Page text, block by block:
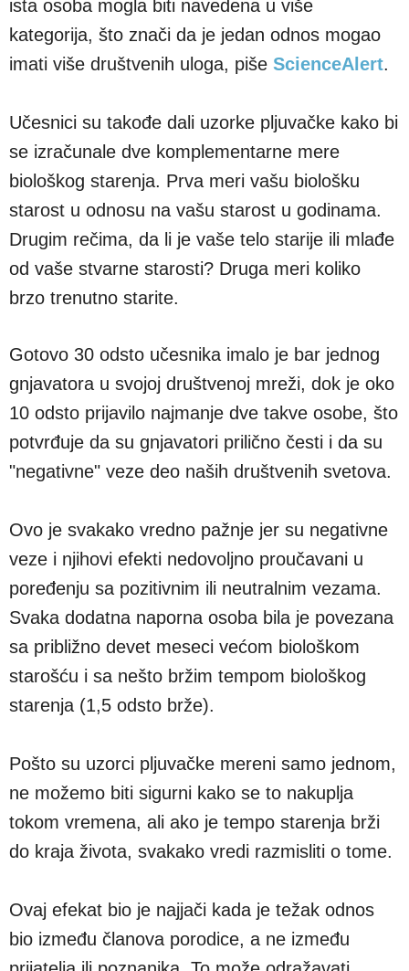
ista osoba mogla biti navedena u više
kategorija, što znači da je jedan odnos mogao
imati više društvenih uloga, piše ScienceAlert.
Učesnici su takođe dali uzorke pljuvačke kako bi
se izračunale dve komplementarne mere
biološkog starenja. Prva meri vašu biološku
starost u odnosu na vašu starost u godinama.
Drugim rečima, da li je vaše telo starije ili mlađe
od vaše stvarne starosti? Druga meri koliko
brzo trenutno starite.
Gotovo 30 odsto učesnika imalo je bar jednog
gnjavatora u svojoj društvenoj mreži, dok je oko
10 odsto prijavilo najmanje dve takve osobe, što
potvrđuje da su gnjavatori prilično česti i da su
"negativne" veze deo naših društvenih svetova.
Ovo je svakako vredno pažnje jer su negativne
veze i njihovi efekti nedovoljno proučavani u
poređenju sa pozitivnim ili neutralnim vezama.
Svaka dodatna naporna osoba bila je povezana
sa približno devet meseci većom biološkom
starošću i sa nešto bržim tempom biološkog
starenja (1,5 odsto brže).
Pošto su uzorci pljuvačke mereni samo jednom,
ne možemo biti sigurni kako se to nakuplja
tokom vremena, ali ako je tempo starenja brži
do kraja života, svakako vredi razmisliti o tome.
Ovaj efekat bio je najjači kada je težak odnos
bio između članova porodice, a ne između